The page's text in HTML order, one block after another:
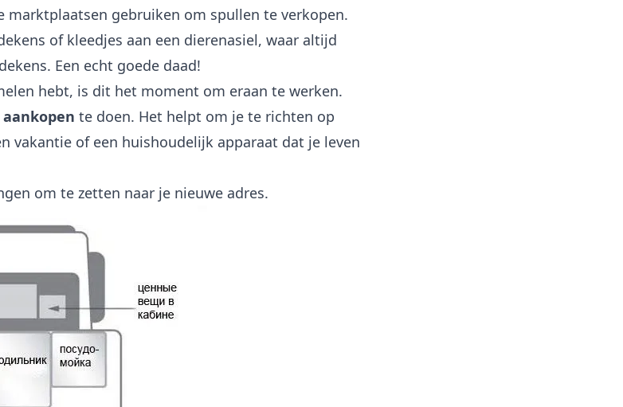
marktplaatsen gebruiken om spullen te verkopen.
of kleedjes aan een dierenasiel, waar altijd
Een echt goede daad!
hebt, is dit het moment om eraan te werken.
te doen. Het helpt om je te richten op
vakantie of een huishoudelijk apparaat dat je leven
om te zetten naar je nieuwe adres.